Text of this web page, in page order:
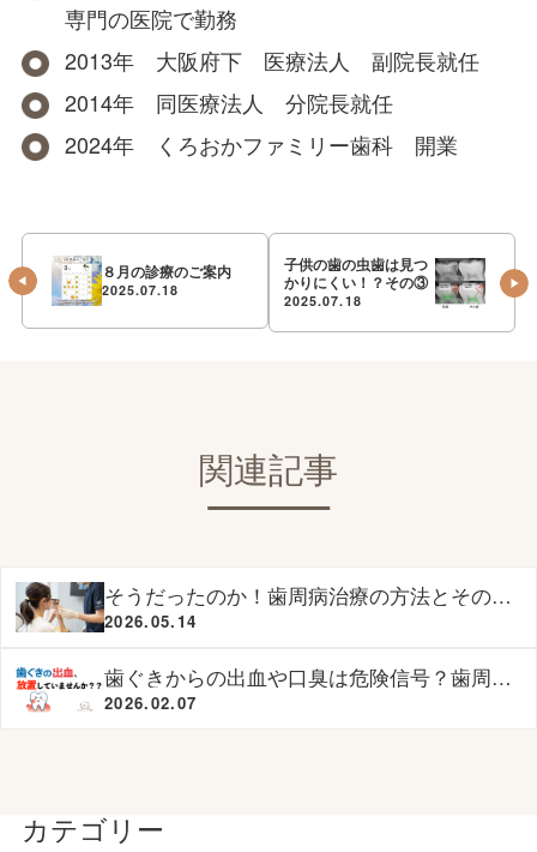
専門の医院で勤務
2013年 大阪府下 医療法人 副院長就任
2014年 同医療法人 分院長就任
2024年 くろおかファミリー歯科 開業
８月の診療のご案内
2025.07.18
子供の歯の虫歯は見つ
かりにくい！？その③
2025.07.18
関連記事
そうだったのか！歯周病治療の方法とその意
味とは
2026.05.14
歯ぐきからの出血や口臭は危険信号？歯周病
のサインを解説
2026.02.07
カテゴリー